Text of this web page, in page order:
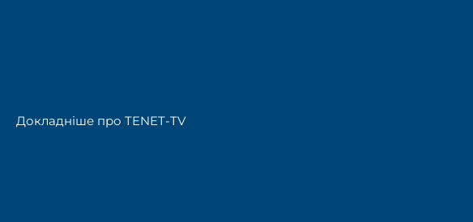
Докладніше про TENET-TV